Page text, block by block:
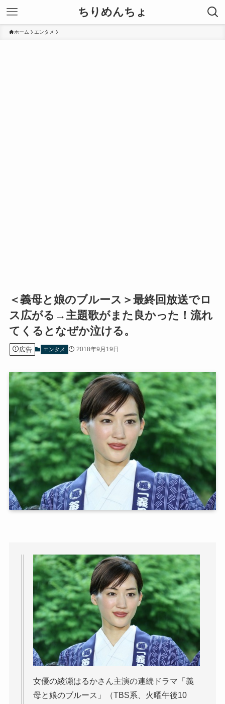
ちりめんちょ
ホーム エンタメ
＜義母と娘のブルース＞最終回放送でロ
ス広がる→主題歌がまた良かった！流れ
てくるとなぜか泣ける。
広告 エンタメ 2018年9月19日
女優の綾瀬はるかさん主演の連続ドラマ「義
母と娘のブルース」（TBS系、火曜午後10